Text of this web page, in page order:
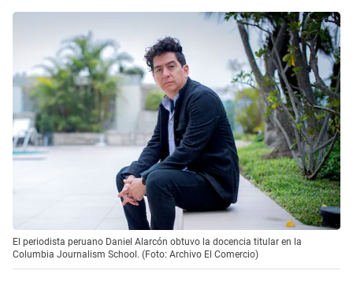
El periodista peruano Daniel Alarcón obtuvo la docencia titular en la
Columbia Journalism School. (Foto: Archivo El Comercio)